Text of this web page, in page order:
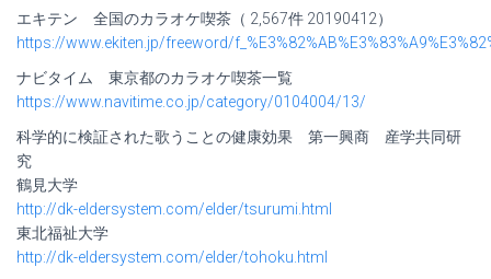
エキテン 全国のカラオケ喫茶（ 2,567件 20190412）
https://www.ekiten.jp/freeword/
ナビタイム 東京都のカラオケ喫茶一覧
https://www.navitime.co.jp/category/0104004/13/
科学的に検証された歌うことの健康効果 第一興商 産学共同研
究
鶴見大学
http://dk-eldersystem.com/elder/tsurumi.html
東北福祉大学
http://dk-eldersystem.com/elder/tohoku.html